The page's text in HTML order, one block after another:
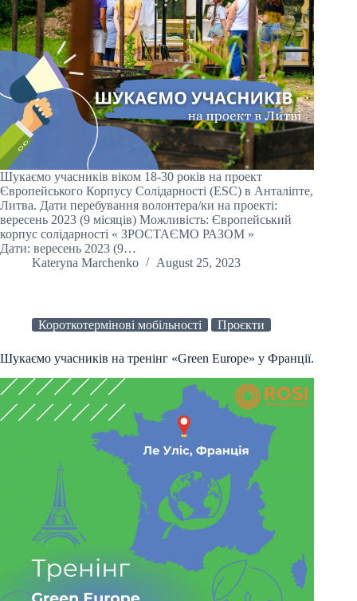
Шукаємо учасників віком 18-30 років на проект
Європейського Корпусу Солідарності (ESC) в Анталіпте,
Литва. Дати перебування волонтера/ки на проекті:
вересень 2023 (9 місяців) Можливість: Європейський
корпус солідарності « ЗРОСТАЄМО РАЗОМ »
Дати: вересень 2023 (9…
Kateryna Marchenko
August 25, 2023
Короткотермінові мобільності Проєкти
Шукаємо учасників на тренінг «Green Europe» у Франції.